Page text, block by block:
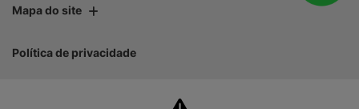
Mapa do site
Política de privacidade